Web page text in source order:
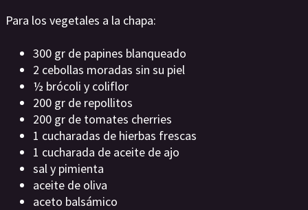
Para los vegetales a la chapa:
300 gr de papines blanqueado
2 cebollas moradas sin su piel
½ brócoli y coliflor
200 gr de repollitos
200 gr de tomates cherries
1 cucharadas de hierbas frescas
1 cucharada de aceite de ajo
sal y pimienta
aceite de oliva
aceto balsámico